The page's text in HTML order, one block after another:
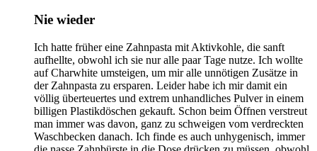
Nie wieder
Ich hatte früher eine Zahnpasta mit Aktivkohle, die sanft
aufhellte, obwohl ich sie nur alle paar Tage nutze. Ich wollte
auf Charwhite umsteigen, um mir alle unnötigen Zusätze in
der Zahnpasta zu ersparen. Leider habe ich mir damit ein
völlig überteuertes und extrem unhandliches Pulver in einem
billigen Plastikdöschen gekauft. Schon beim Öffnen verstreut
man immer was davon, ganz zu schweigen vom verdreckten
Waschbecken danach. Ich finde es auch unhygenisch, immer